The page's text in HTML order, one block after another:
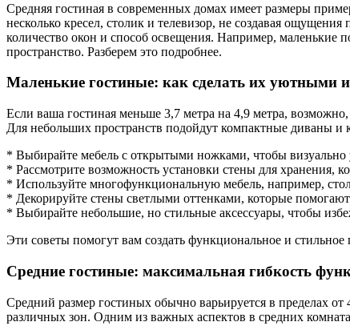
Средняя гостиная в современных домах имеет размеры
несколько кресел, столик и телевизор, не создавая
количество окон и способ освещения. Например, маленькие
пространство. Разберем это подробнее.
Маленькие гостиные: как сделать их уютными
Если ваша гостиная меньше 3,7 метра на 4,9 метра,
Для небольших пространств подойдут компактные диваны и
* Выбирайте мебель с открытыми ножками, чтобы визуально
* Рассмотрите возможность установки стены для хранения,
* Используйте многофункциональную мебель, например,
* Декорируйте стены светлыми оттенками, которые
* Выбирайте небольшие, но стильные аксессуары, чтобы
Эти советы помогут вам создать функциональное и
Средние гостиные: максимальная гибкость
Средний размер гостиных обычно варьируется в пределах
различных зон. Одним из важных аспектов в средних